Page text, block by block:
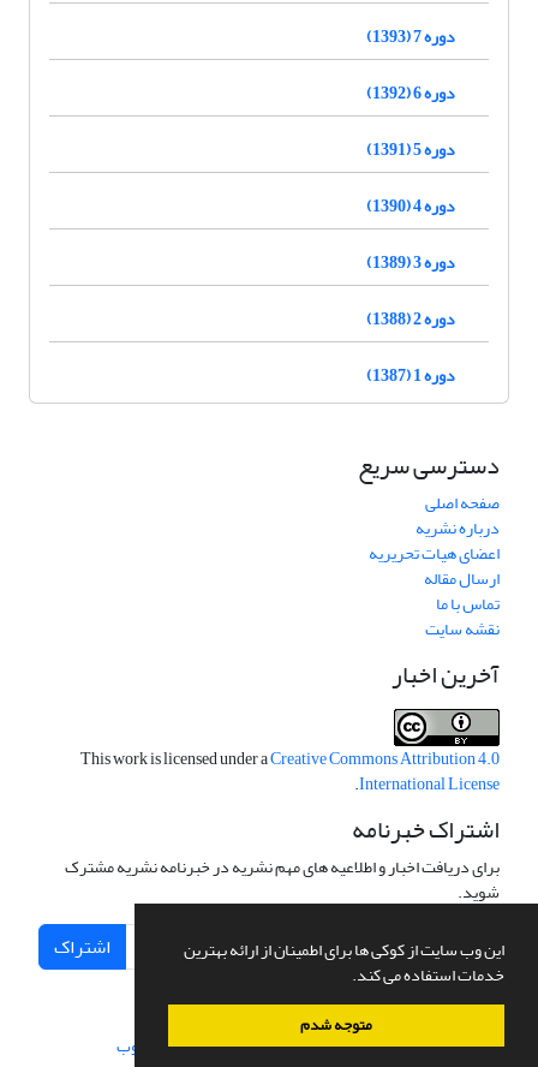
این وب سایت از کوکی ها برای اطمینان از ارائه بهترین
خدمات استفاده می کند.
متوجه شدم
دوره 7 (1393)
دوره 6 (1392)
دوره 5 (1391)
دوره 4 (1390)
دوره 3 (1389)
دوره 2 (1388)
دوره 1 (1387)
دسترسی سریع
صفحه اصلی
درباره نشریه
اعضای هیات تحریریه
ارسال مقاله
تماس با ما
نقشه سایت
آخرین اخبار
This work is licensed under aCreative Commons Attribution 4.0
International License
.
اشتراک خبرنامه
برای دریافت اخبار و اطلاعیه های مهم نشریه در خبرنامه نشریه مشترک
شوید.
اشتراک
سامانه مدیریت نشریات علمی.طراحی و پیاده سازی از سیناوب